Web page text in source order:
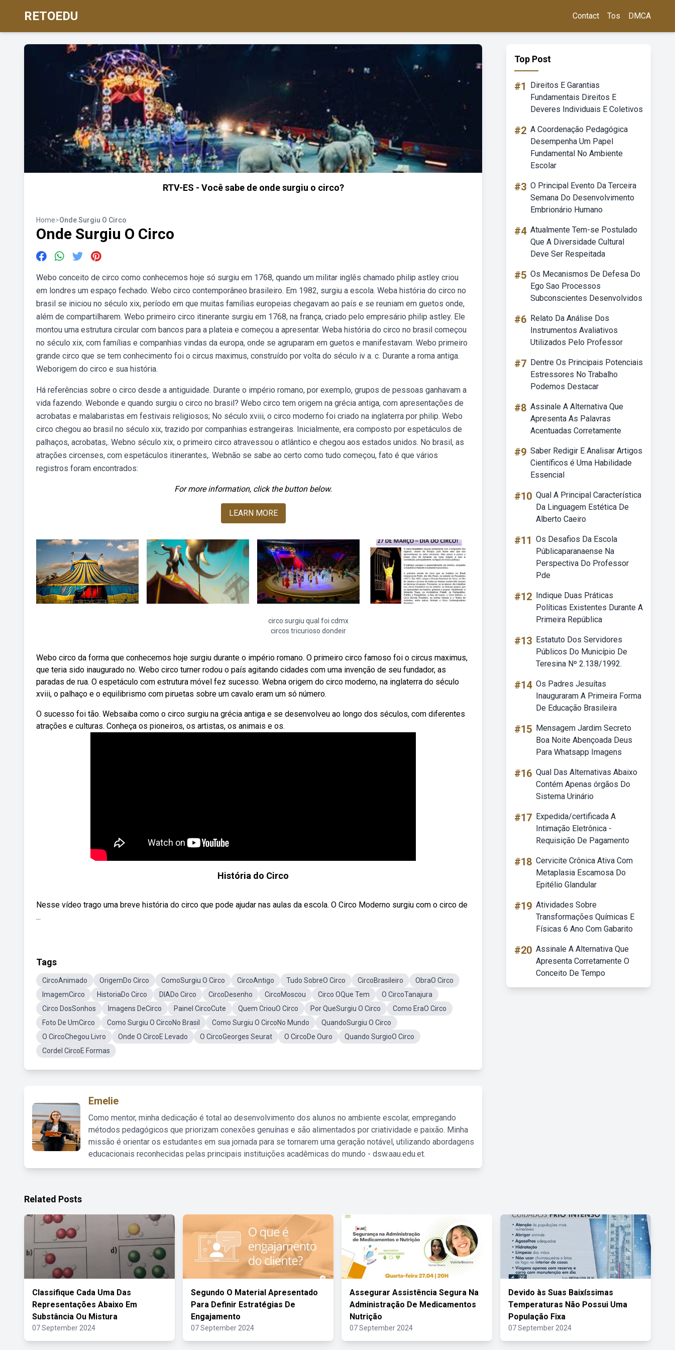
RETOEDU Contact Tos DMCA
RTV-ES - Você sabe de onde surgiu o circo?
Home>Onde Surgiu O Circo
Onde Surgiu O Circo
Webo conceito de circo como conhecemos hoje só surgiu em 1768, quando um militar inglês chamado philip astley criou
em londres um espaço fechado. Webo circo contemporâneo brasileiro. Em 1982, surgiu a escola. Weba história do circo no
brasil se iniciou no século xix, período em que muitas famílias europeias chegavam ao país e se reuniam em guetos onde,
além de compartilharem. Webo primeiro circo itinerante surgiu em 1768, na frança, criado pelo empresário philip astley. Ele
montou uma estrutura circular com bancos para a plateia e começou a apresentar. Weba história do circo no brasil começou
no século xix, com famílias e companhias vindas da europa, onde se agruparam em guetos e manifestavam. Webo primeiro
grande circo que se tem conhecimento foi o circus maximus, construído por volta do século iv a. c. Durante a roma antiga.
Weborigem do circo e sua história.
Há referências sobre o circo desde a antiguidade. Durante o império romano, por exemplo, grupos de pessoas ganhavam a
vida fazendo. Webonde e quando surgiu o circo no brasil? Webo circo tem origem na grécia antiga, com apresentações de
acrobatas e malabaristas em festivais religiosos; No século xviii, o circo moderno foi criado na inglaterra por philip. Webo
circo chegou ao brasil no século xix, trazido por companhias estrangeiras. Inicialmente, era composto por espetáculos de
palhaços, acrobatas,. Webno século xix, o primeiro circo atravessou o atlântico e chegou aos estados unidos. No brasil, as
atrações circenses, com espetáculos itinerantes,. Webnão se sabe ao certo como tudo começou, fato é que vários
registros foram encontrados:
For more information, click the button below.
LEARN MORE
circo surgiu qual foi cdmx
circos tricurioso dondeir
Webo circo da forma que conhecemos hoje surgiu durante o império romano. O primeiro circo famoso foi o circus maximus,
que teria sido inaugurado no. Webo circo turner rodou o país agitando cidades com uma invenção de seu fundador, as
paradas de rua. O espetáculo com estrutura móvel fez sucesso. Webna origem do circo moderno, na inglaterra do século
xviii, o palhaço e o equilibrismo com piruetas sobre um cavalo eram um só número.
O sucesso foi tão. Websaiba como o circo surgiu na grécia antiga e se desenvolveu ao longo dos séculos, com diferentes
atrações e culturas. Conheça os pioneiros, os artistas, os animais e os.
História do Circo
Nesse vídeo trago uma breve história do circo que pode ajudar nas aulas da escola. O Circo Moderno surgiu com o circo de
...
Tags
CircoAnimado OrigemDo Circo ComoSurgiu O Circo CircoAntigo Tudo SobreO Circo CircoBrasileiro
ObraO Circo
ImagemCirco
HistoriaDo Circo DIADo Circo CircoDesenho CircoMoscou Circo OQue Tem
O CircoTanajura
Circo DosSonhos
Imagens DeCirco Painel CircoCute Quem CriouO Circo Por QueSurgiu O Circo
Como EraO Circo
Foto De UmCirco
Como Surgiu O CircoNo Brasil Como Surgiu O CircoNo Mundo
QuandoSurgiu O Circo
O CircoChegou Livro
Onde O CircoE Levado O CircoGeorges Seurat O CircoDe Ouro
Quando SurgioO Circo
Cordel CircoE Formas
Emelie
Como mentor, minha dedicação é total ao desenvolvimento dos alunos no ambiente escolar, empregando
métodos pedagógicos que priorizam conexões genuínas e são alimentados por criatividade e paixão. Minha
missão é orientar os estudantes em sua jornada para se tornarem uma geração notável, utilizando abordagens
educacionais reconhecidas pelas principais instituições acadêmicas do mundo - dsw.aau.edu.et.
Top Post
#1
Direitos E Garantias
Fundamentais Direitos E
Deveres Individuais E Coletivos
#2 A Coordenação Pedagógica
Desempenha Um Papel
Fundamental No Ambiente
Escolar
#3 O Principal Evento Da Terceira
Semana Do Desenvolvimento
Embrionário Humano
#4 Atualmente Tem-se Postulado
Que A Diversidade Cultural
Deve Ser Respeitada
#5 Os Mecanismos De Defesa Do
Ego Sao Processos
Subconscientes Desenvolvidos
#6 Relato Da Análise Dos
Instrumentos Avaliativos
Utilizados Pelo Professor
#7 Dentre Os Principais Potenciais
Estressores No Trabalho
Podemos Destacar
#8 Assinale A Alternativa Que
Apresenta As Palavras
Acentuadas Corretamente
#9 Saber Redigir E Analisar Artigos
Científicos é Uma Habilidade
Essencial
#10 Qual A Principal Característica
Da Linguagem Estética De
Alberto Caeiro
#11 Os Desafios Da Escola
Públicaparanaense Na
Perspectiva Do Professor
Pde
#12 Indique Duas Práticas
Políticas Existentes Durante A
Primeira República
#13 Estatuto Dos Servidores
Públicos Do Município De
Teresina Nº 2.138/1992.
#14 Os Padres Jesuítas
Inauguraram A Primeira Forma
De Educação Brasileira
#15 Mensagem Jardim Secreto
Boa Noite Abençoada Deus
Para Whatsapp Imagens
#16 Qual Das Alternativas Abaixo
Contém Apenas órgãos Do
Sistema Urinário
#17 Expedida/certificada A
Intimação Eletrônica -
Requisição De Pagamento
#18 Cervicite Crônica Ativa Com
Metaplasia Escamosa Do
Epitélio Glandular
#19 Atividades Sobre
Transformações Químicas E
Físicas 6 Ano Com Gabarito
#20 Assinale A Alternativa Que
Apresenta Corretamente O
Conceito De Tempo
Related Posts
Classifique Cada Uma Das
Representações Abaixo Em
Substância Ou Mistura
07 September 2024
Segundo O Material Apresentado
Para Definir Estratégias De
Engajamento
07 September 2024
Assegurar Assistência Segura Na
Administração De Medicamentos
Nutrição
07 September 2024
Devido às Suas Baixíssimas
Temperaturas Não Possui Uma
População Fixa
07 September 2024